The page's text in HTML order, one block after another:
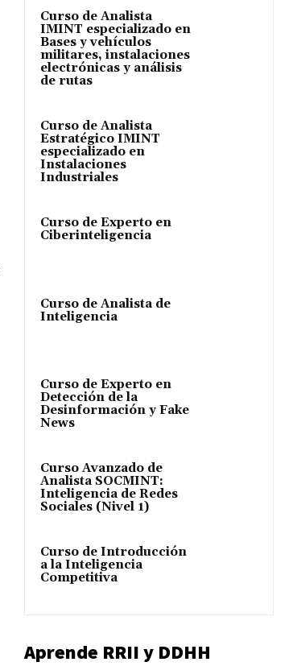
Curso de Analista
IMINT especializado en
Bases y vehículos
militares, instalaciones
electrónicas y análisis
de rutas
Curso de Analista
Estratégico IMINT
especializado en
Instalaciones
Industriales
Curso de Experto en
Ciberinteligencia
Curso de Analista de
Inteligencia
Curso de Experto en
Detección de la
Desinformación y Fake
News
Curso Avanzado de
Analista SOCMINT:
Inteligencia de Redes
Sociales (Nivel 1)
Curso de Introducción
a la Inteligencia
Competitiva
Aprende RRII y DDHH